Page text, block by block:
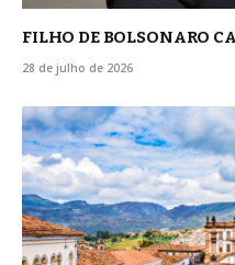
FILHO DE BOLSONARO
28 de julho de 2026